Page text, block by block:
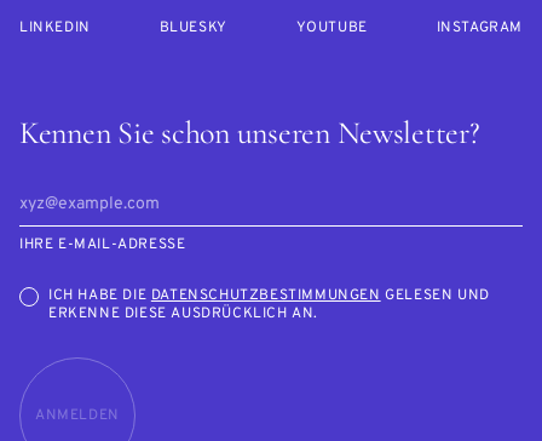
Kennen Sie schon unseren Newsletter?
IHRE E-MAIL-ADRESSE
ICH HABE DIEDATENSCHUTZBESTIMMUNGENGELESEN UND
ERKENNE DIESE AUSDRÜCKLICH AN.
ANMELDEN
LINKEDIN BLUESKY YOUTUBE INSTAGRAM